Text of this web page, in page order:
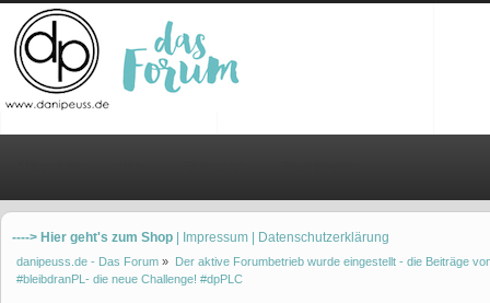
----> Hier geht's zum Shop | Impressum | Datenschutzerklärung
danipeuss.de - Das Forum » Der aktive Forumbetrieb wurde eingestellt - die Beiträge
#bleibdranPL- die neue Challenge! #dpPLC